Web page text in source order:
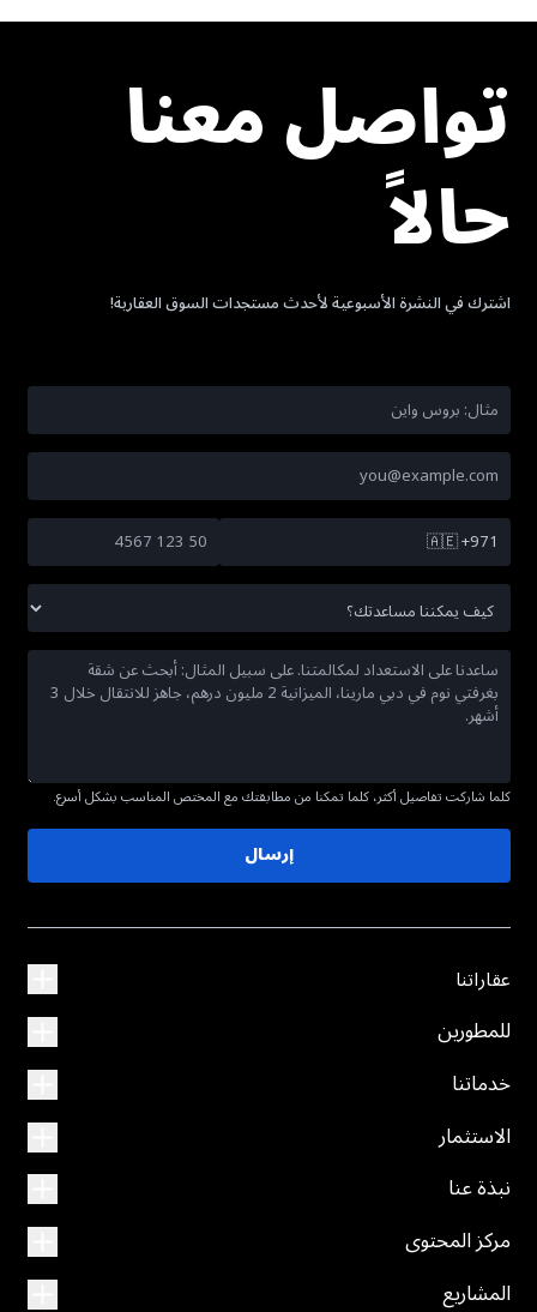
تواصل معنا
حالاً
اشترك في النشرة الأسبوعية لأحدث مستجدات السوق العقارية!
🇦🇪+971
كلما شاركت تفاصيل أكثر، كلما تمكنا من مطابقتك مع المختص المناسب بشكل أسرع.
إرسال
عقاراتنا
للمطورين
خدماتنا
الاستثمار
نبذة عنا
مركز المحتوى
المشاريع